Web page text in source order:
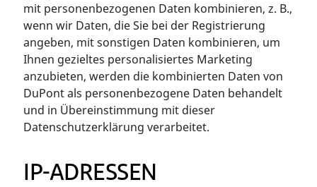
mit personenbezogenen Daten kombinieren, z. B.,
wenn wir Daten, die Sie bei der Registrierung
angeben, mit sonstigen Daten kombinieren, um
Ihnen gezieltes personalisiertes Marketing
anzubieten, werden die kombinierten Daten von
DuPont als personenbezogene Daten behandelt
und in Übereinstimmung mit dieser
Datenschutzerklärung verarbeitet.
IP-ADRESSEN